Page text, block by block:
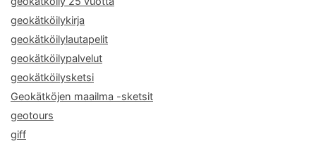
geokätköilykirja
geokätköilylautapelit
geokätköilypalvelut
geokätköilysketsi
Geokätköjen maailma -sketsit
geotours
giff